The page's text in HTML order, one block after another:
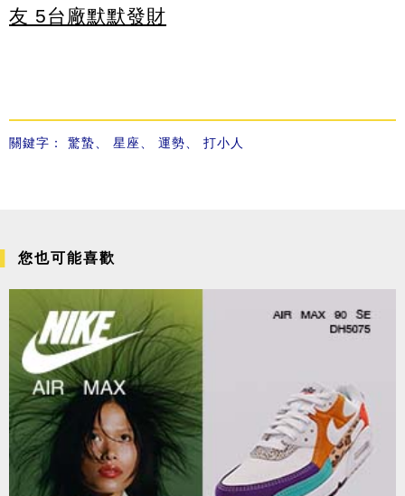
友 5台廠默默發財
關鍵字： 驚蟄 星座 運勢 打小人
您也可能喜歡